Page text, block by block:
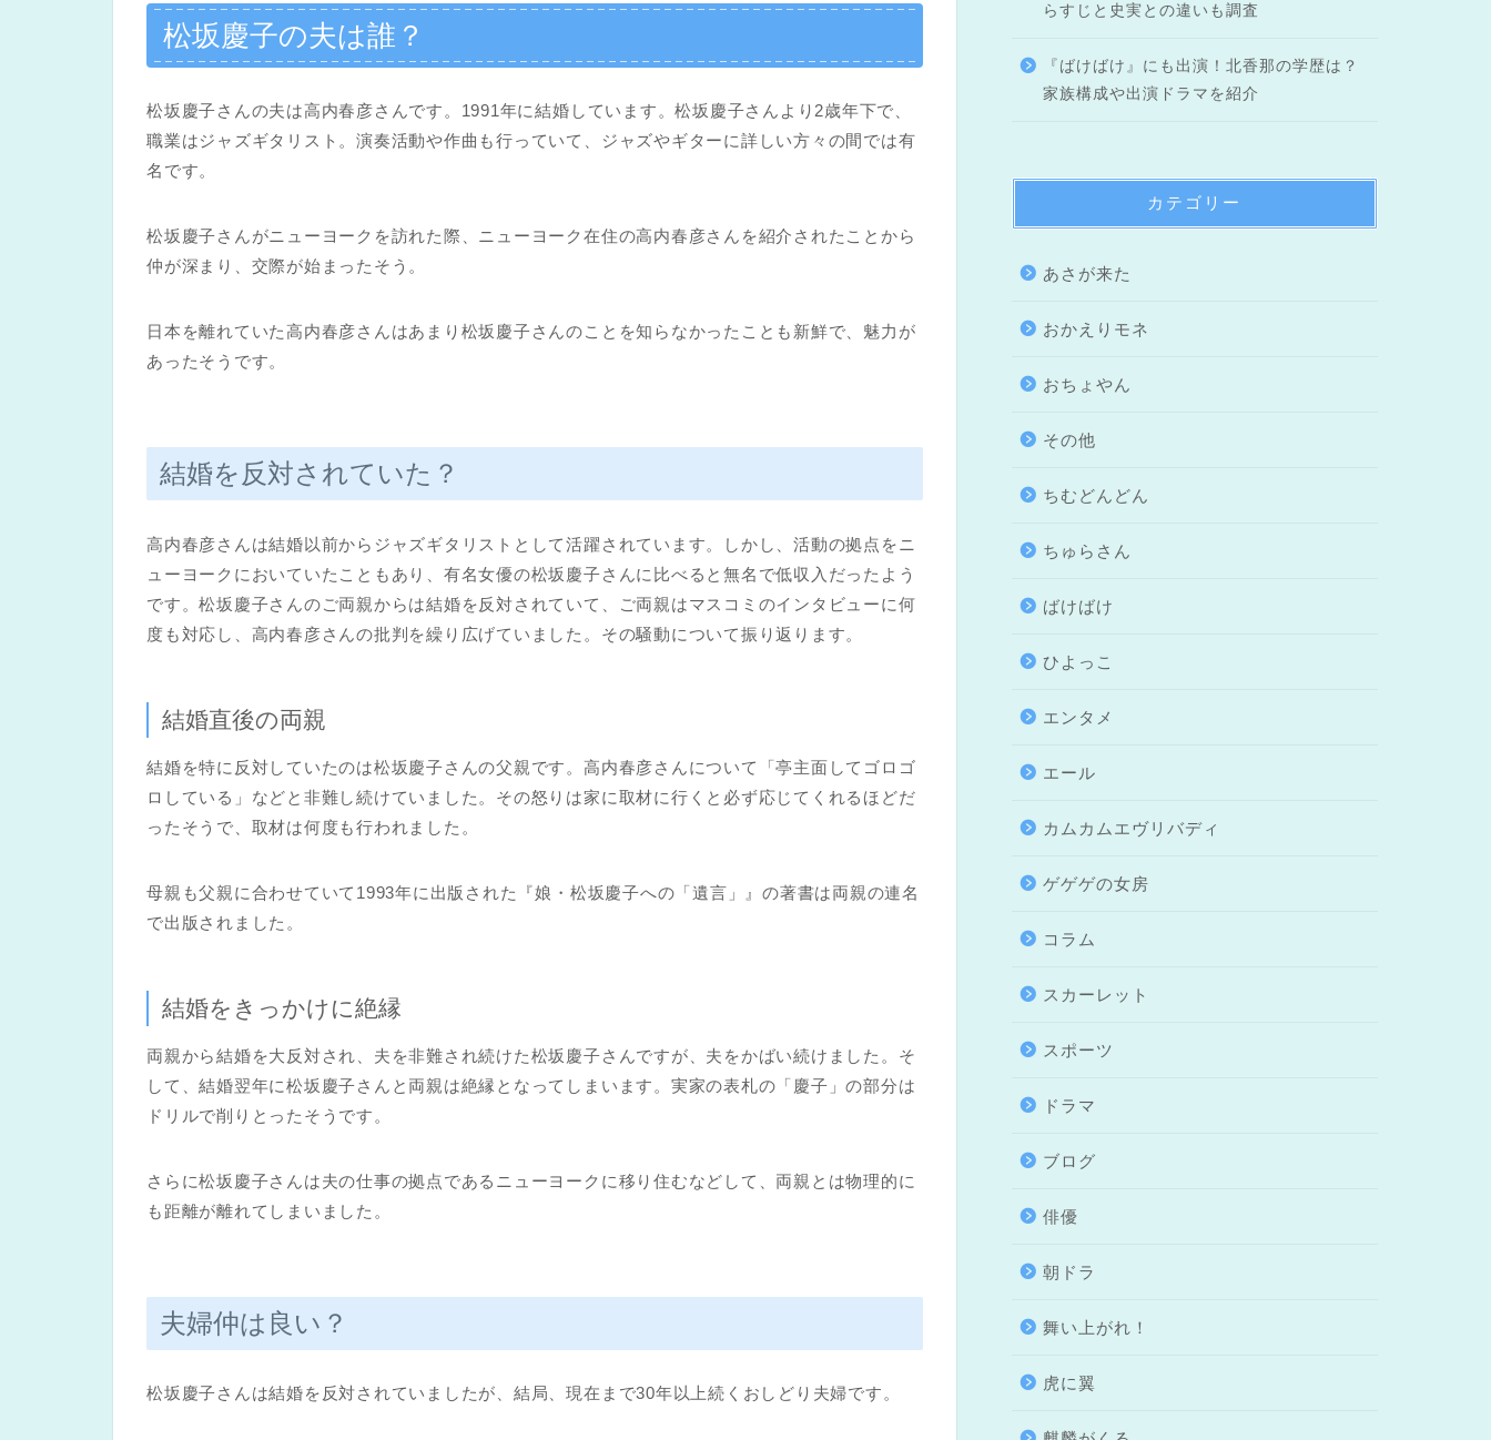
松坂慶子の夫は誰？
松坂慶子さんの夫は高内春彦さんです。1991年に結婚しています。松坂慶子さんより2歳年下で、
職業はジャズギタリスト。演奏活動や作曲も行っていて、ジャズやギターに詳しい方々の間では有
名です。
松坂慶子さんがニューヨークを訪れた際、ニューヨーク在住の高内春彦さんを紹介されたことから
仲が深まり、交際が始まったそう。
日本を離れていた高内春彦さんはあまり松坂慶子さんのことを知らなかったことも新鮮で、魅力が
あったそうです。
結婚を反対されていた？
高内春彦さんは結婚以前からジャズギタリストとして活躍されています。しかし、活動の拠点をニ
ューヨークにおいていたこともあり、有名女優の松坂慶子さんに比べると無名で低収入だったよう
です。松坂慶子さんのご両親からは結婚を反対されていて、ご両親はマスコミのインタビューに何
度も対応し、高内春彦さんの批判を繰り広げていました。その騒動について振り返ります。
結婚直後の両親
結婚を特に反対していたのは松坂慶子さんの父親です。高内春彦さんについて「亭主面してゴロゴ
ロしている」などと非難し続けていました。その怒りは家に取材に行くと必ず応じてくれるほどだ
ったそうで、取材は何度も行われました。
母親も父親に合わせていて1993年に出版された『娘・松坂慶子への「遺言」』の著書は両親の連名
で出版されました。
結婚をきっかけに絶縁
両親から結婚を大反対され、夫を非難され続けた松坂慶子さんですが、夫をかばい続けました。そ
して、結婚翌年に松坂慶子さんと両親は絶縁となってしまいます。実家の表札の「慶子」の部分は
ドリルで削りとったそうです。
さらに松坂慶子さんは夫の仕事の拠点であるニューヨークに移り住むなどして、両親とは物理的に
も距離が離れてしまいました。
夫婦仲は良い？
松坂慶子さんは結婚を反対されていましたが、結局、現在まで30年以上続くおしどり夫婦です。
らすじと史実との違いも調査
『ばけばけ』にも出演！北香那の学歴は？
家族構成や出演ドラマを紹介
カテゴリー
あさが来た
おかえりモネ
おちょやん
その他
ちむどんどん
ちゅらさん
ばけばけ
ひよっこ
エンタメ
エール
カムカムエヴリバディ
ゲゲゲの女房
コラム
スカーレット
スポーツ
ドラマ
ブログ
俳優
朝ドラ
舞い上がれ！
虎に翼